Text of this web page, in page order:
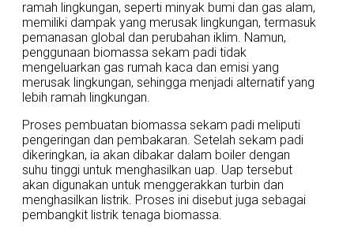
ramah lingkungan, seperti minyak bumi dan gas alam,
memiliki dampak yang merusak lingkungan, termasuk
pemanasan global dan perubahan iklim. Namun,
penggunaan biomassa sekam padi tidak
mengeluarkan gas rumah kaca dan emisi yang
merusak lingkungan, sehingga menjadi alternatif yang
lebih ramah lingkungan.
Proses pembuatan biomassa sekam padi meliputi
pengeringan dan pembakaran. Setelah sekam padi
dikeringkan, ia akan dibakar dalam boiler dengan
suhu tinggi untuk menghasilkan uap. Uap tersebut
akan digunakan untuk menggerakkan turbin dan
menghasilkan listrik. Proses ini disebut juga sebagai
pembangkit listrik tenaga biomassa.